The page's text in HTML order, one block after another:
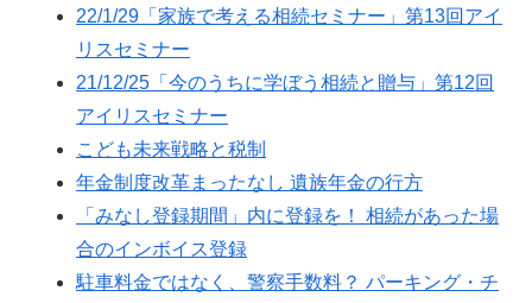
22/1/29「家族で考える相続セミナー」第13回アイ
リスセミナー
21/12/25「今のうちに学ぼう相続と贈与」第12回
アイリスセミナー
こども未来戦略と税制
年金制度改革まったなし 遺族年金の行方
「みなし登録期間」内に登録を！ 相続があった場
合のインボイス登録
駐車料金ではなく、警察手数料？ パーキング・チ